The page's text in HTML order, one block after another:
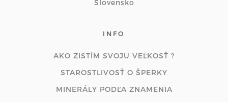
Slovensko
INFO
AKO ZISTÍM SVOJU VEĽKOSŤ ?
STAROSTLIVOSŤ O ŠPERKY
MINERÁLY PODĽA ZNAMENIA